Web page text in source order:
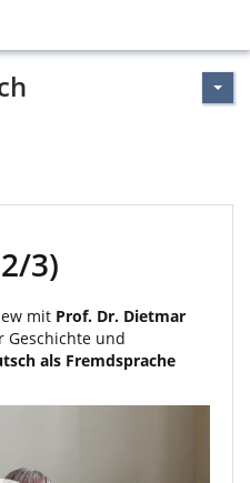
3)
mit Prof. Dr. Dietmar
Geschichte und
als Fremdsprache